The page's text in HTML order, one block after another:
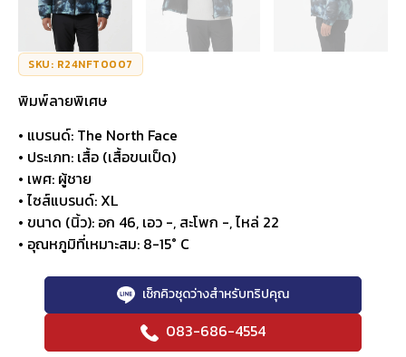
SKU: R24NFT0007
พิมพ์ลายพิเศษ
• แบรนด์: The North Face
• ประเภท: เสื้อ (เสื้อขนเป็ด)
• เพศ: ผู้ชาย
• ไซส์แบรนด์: XL
• ขนาด (นิ้ว): อก 46, เอว -, สะโพก -, ไหล่ 22
• อุณหภูมิที่เหมาะสม: 8-15° C
เช็กคิวชุดว่างสำหรับทริปคุณ
083-686-4554